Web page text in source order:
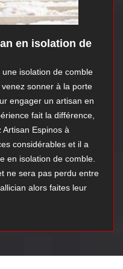
en isolation de
une isolation de comble
sonner à la porte
engager un artisan en
fait la différence,
Artisan Espinos à
considérables et il a
en isolation de comble.
ne sera pas perdu entre
alors faites leur